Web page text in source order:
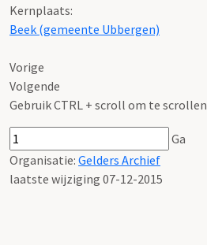
Kernplaats:
Beek (gemeente Ubbergen)
Vorige
Volgende
Gebruik CTRL + scroll om te scrollen
Ga
Organisatie: Gelders Archief
laatste wijziging 07-12-2015